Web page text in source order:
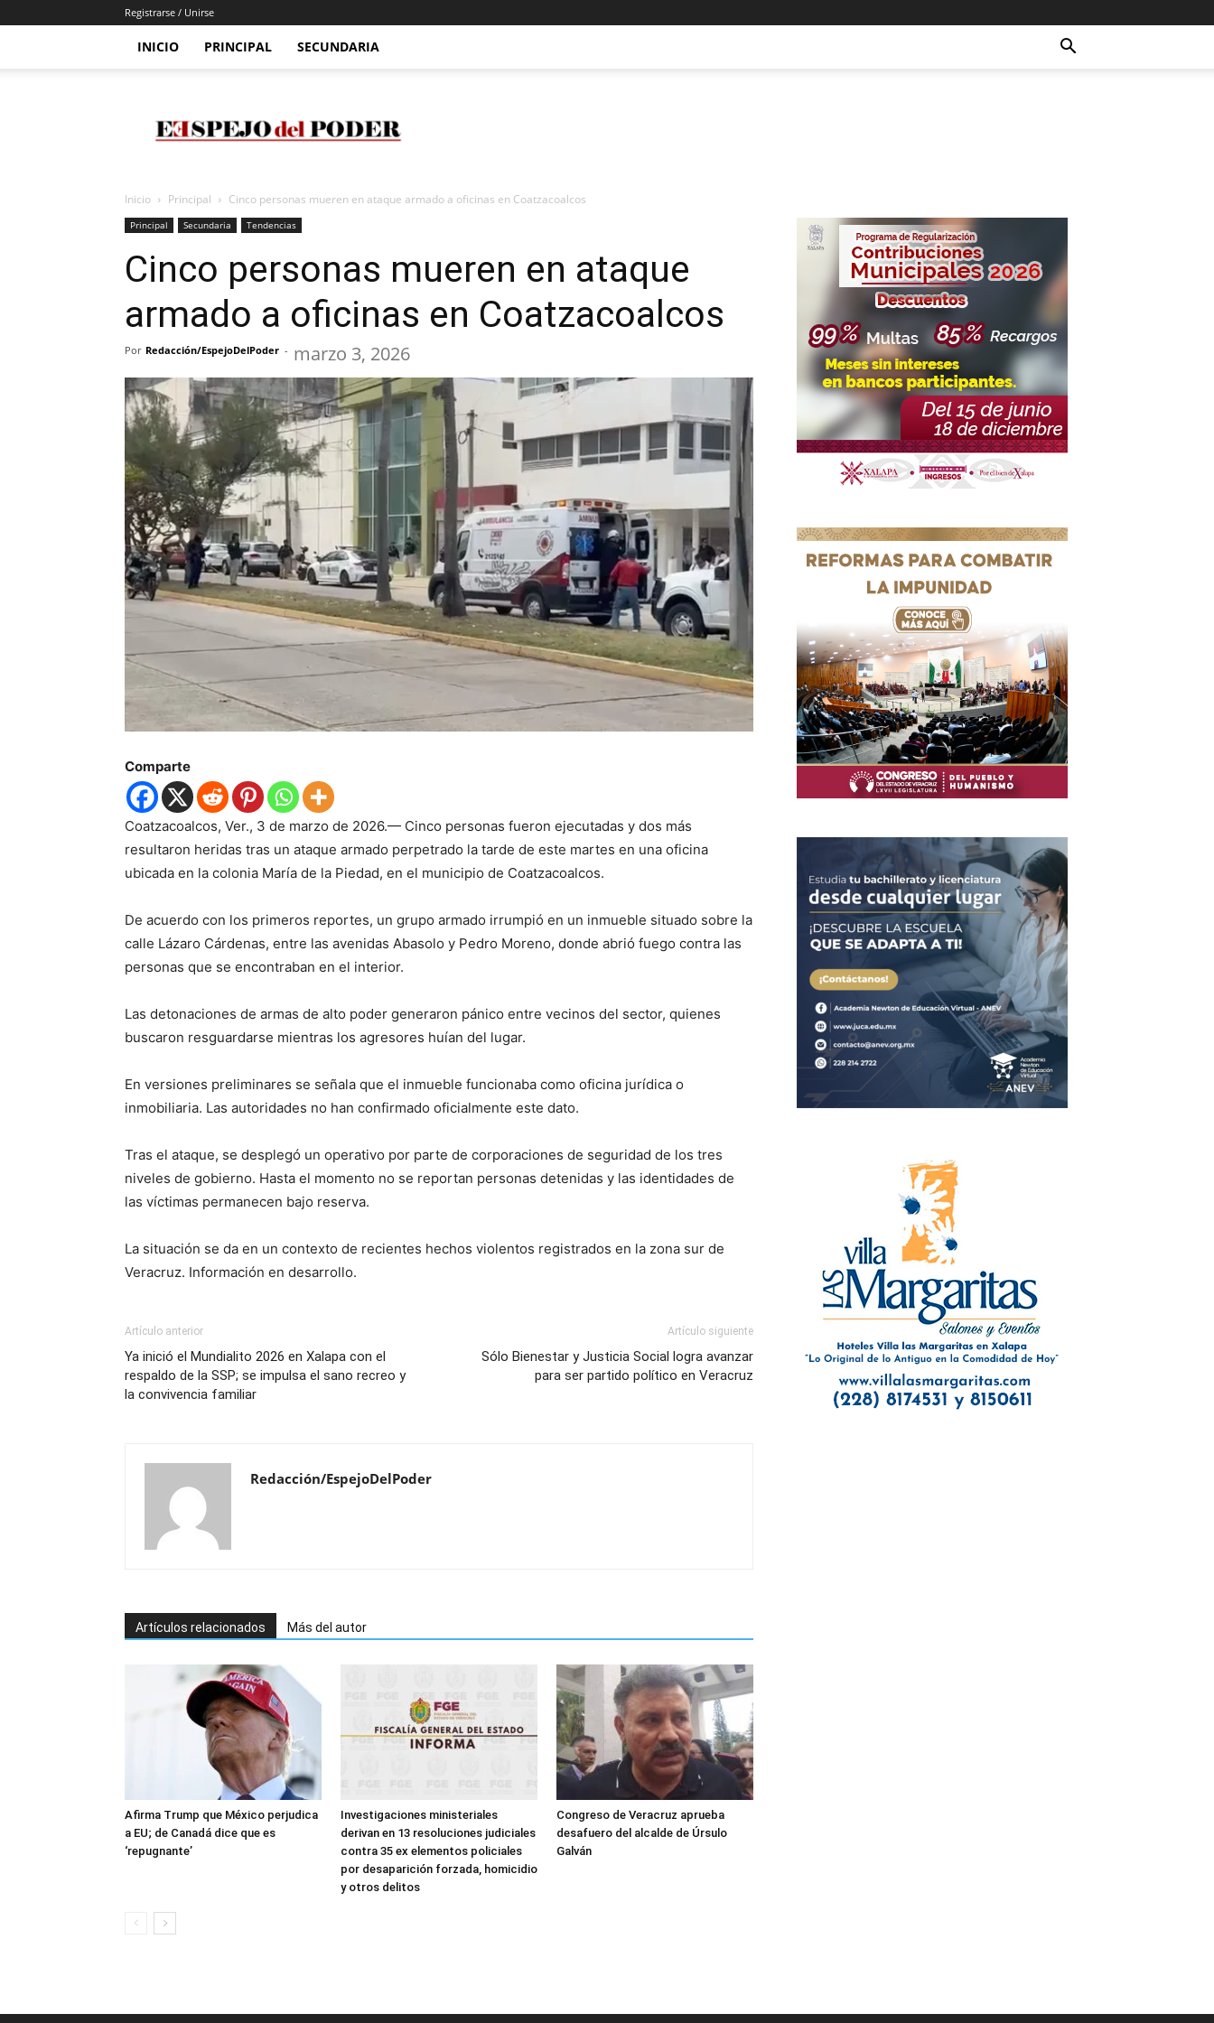
Registrarse / Unirse
INICIO PRINCIPAL SECUNDARIA
Del
Poder
Inicio Principal Cinco personas mueren en ataque armado a oficinas en Coatzacoalcos
Principal Secundaria Tendencias
Cinco personas mueren en ataque
armado a oficinas en Coatzacoalcos
Por Redacción/EspejoDelPoder - marzo 3, 2026
Comparte
Coatzacoalcos, Ver., 3 de marzo de 2026.— Cinco personas fueron ejecutadas y dos más
resultaron heridas tras un ataque armado perpetrado la tarde de este martes en una oficina
ubicada en la colonia María de la Piedad, en el municipio de Coatzacoalcos.
De acuerdo con los primeros reportes, un grupo armado irrumpió en un inmueble situado sobre la
calle Lázaro Cárdenas, entre las avenidas Abasolo y Pedro Moreno, donde abrió fuego contra las
personas que se encontraban en el interior.
Las detonaciones de armas de alto poder generaron pánico entre vecinos del sector, quienes
buscaron resguardarse mientras los agresores huían del lugar.
En versiones preliminares se señala que el inmueble funcionaba como oficina jurídica o
inmobiliaria. Las autoridades no han confirmado oficialmente este dato.
Tras el ataque, se desplegó un operativo por parte de corporaciones de seguridad de los tres
niveles de gobierno. Hasta el momento no se reportan personas detenidas y las identidades de
las víctimas permanecen bajo reserva.
La situación se da en un contexto de recientes hechos violentos registrados en la zona sur de
Veracruz. Información en desarrollo.
Artículo anterior
Ya inició el Mundialito 2026 en Xalapa con el
respaldo de la SSP; se impulsa el sano recreo y
la convivencia familiar
Artículo siguiente
Sólo Bienestar y Justicia Social logra avanzar
para ser partido político en Veracruz
Redacción/EspejoDelPoder
Artículos relacionados Más del autor
Afirma Trump que México perjudica
a EU; de Canadá dice que es
‘repugnante’
Investigaciones ministeriales
derivan en 13 resoluciones judiciales
contra 35 ex elementos policiales
por desaparición forzada, homicidio
y otros delitos
Congreso de Veracruz aprueba
desafuero del alcalde de Úrsulo
Galván